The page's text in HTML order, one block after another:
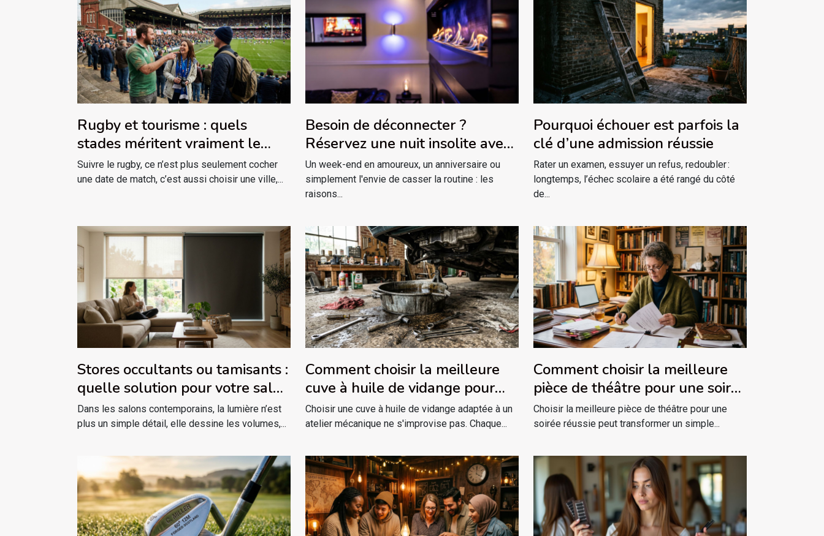
Rugby et tourisme : quels
stades méritent vraiment le
détour ?
Suivre le rugby, ce n’est plus seulement cocher
une date de match, c’est aussi choisir une ville,...
Besoin de déconnecter ?
Réservez une nuit insolite avec
jacuzzi privatif dans le massif
des Vosges !
Un week-end en amoureux, un anniversaire ou
simplement l'envie de casser la routine : les
raisons...
Pourquoi échouer est parfois la
clé d’une admission réussie
Rater un examen, essuyer un refus, redoubler :
longtemps, l’échec scolaire a été rangé du côté
de...
Stores occultants ou tamisants :
quelle solution pour votre salon
contemporain ?
Dans les salons contemporains, la lumière n’est
plus un simple détail, elle dessine les volumes,...
Comment choisir la meilleure
cuve à huile de vidange pour
votre atelier ?
Choisir une cuve à huile de vidange adaptée à un
atelier mécanique ne s'improvise pas. Chaque...
Comment choisir la meilleure
pièce de théâtre pour une soirée
réussie ?
Choisir la meilleure pièce de théâtre pour une
soirée réussie peut transformer un simple...